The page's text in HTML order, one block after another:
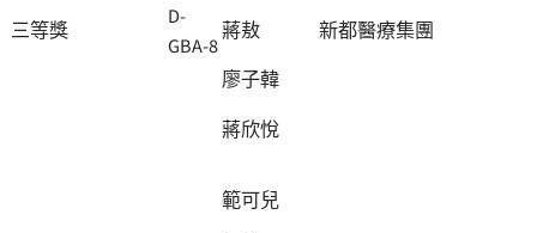
三等獎
D-
GBA-8
蔣敖
廖子韓
蔣欣悅
新都醫療集團
範可兒